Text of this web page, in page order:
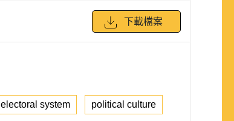
下載檔案
electoral system political culture